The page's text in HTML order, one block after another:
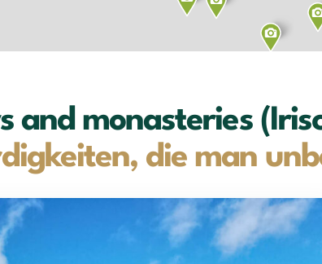
and monasteries
die man